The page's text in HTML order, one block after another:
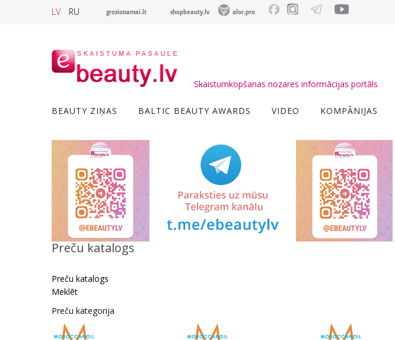
LV RU grozionamai.lt shopbeauty.lv alor.pro
Skaistumkopšanas nozares informācijas portāls
BEAUTY ZIŅAS BALTIC BEAUTY AWARDS VIDEO KOMPĀNIJAS
Preču katalogs
Preču katalogs
Meklēt
Preču kategorija